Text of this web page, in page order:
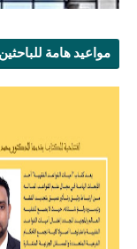
مواعيد هامة للباحثين